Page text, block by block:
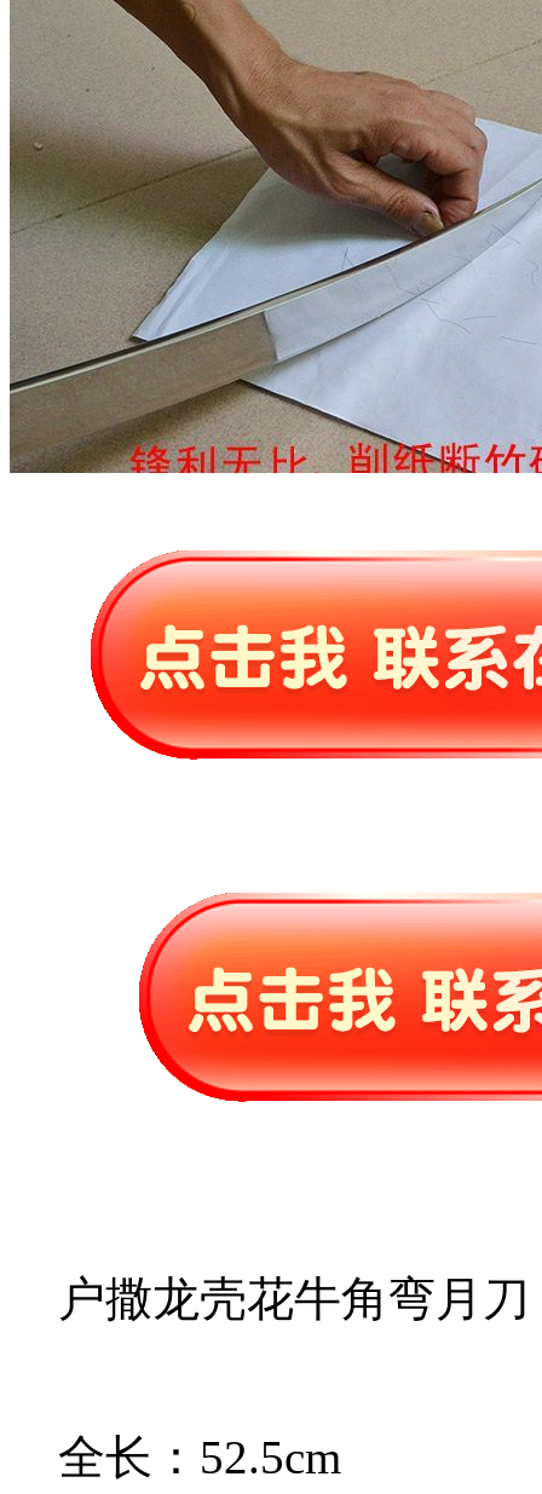
户撒龙壳花牛角弯月刀
全长：52.5cm